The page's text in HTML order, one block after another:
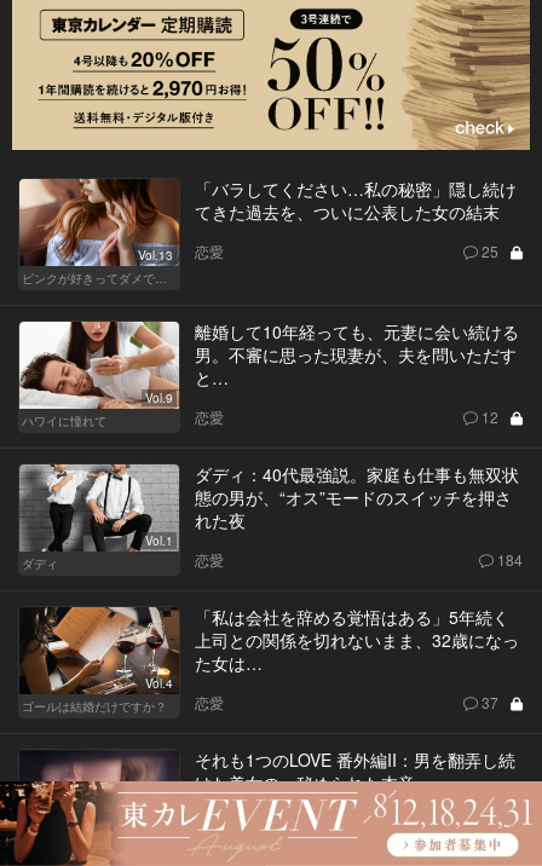
Vol.13
「バラしてください…私の秘密」隠し続け
てきた過去を、ついに公表した女の結末
恋愛 25
Vol.9
ハワイに憧れて
離婚して10年経っても、元妻に会い続ける
男。不審に思った現妻が、夫を問いただす
と…
恋愛 12
Vol.1
ダディ
ダディ：40代最強説。家庭も仕事も無双状
態の男が、“オス”モードのスイッチを押さ
れた夜
恋愛 184
Vol.4
ゴールは結婚だけですか？
「私は会社を辞める覚悟はある」5年続く
上司との関係を切れないまま、32歳になっ
た女は…
恋愛 37
Vol.18
それも1つのLOVE
それも1つのLOVE 番外編II：男を翻弄し続
けた美女の、秘められた本音
恋愛